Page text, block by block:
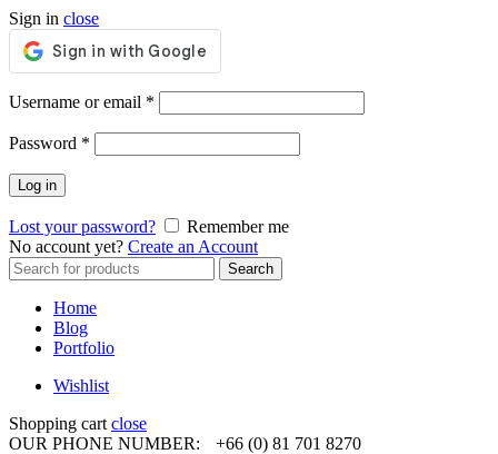
Sign in close
Username or email *
Password *
Log in
Lost your password?
Remember me
No account yet? Create an Account
Search
for:
Search
Home
Blog
Portfolio
Wishlist
Shopping cart close
OUR PHONE NUMBER:
+66 (0) 81 701 8270